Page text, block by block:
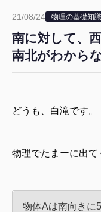
21/08/24 物理の基礎知識
南に対して、
南北がわから
どうも、白滝です。
物理でたまーに出て
物体Aは南向きに